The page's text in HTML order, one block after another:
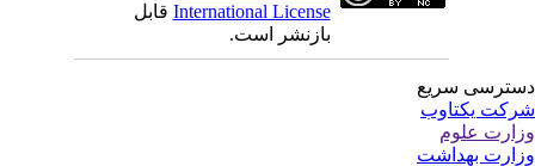
International Licenseقابل
بازنشر است.
سریع
یکتاوب
علوم
بهداشت